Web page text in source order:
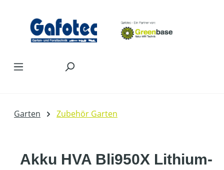
Garten Zubehör Garten
Akku HVA Bli950X Lithium-